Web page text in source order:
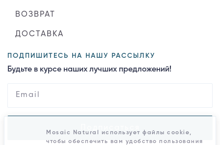
ВОЗВРАТ
ДОСТАВКА
ПОДПИШИТЕСЬ НА НАШУ РАССЫЛКУ
Будьте в курсе наших лучших предложений!
Mosaic Natural использует файлы cookie,
чтобы обеспечить вам удобство пользования